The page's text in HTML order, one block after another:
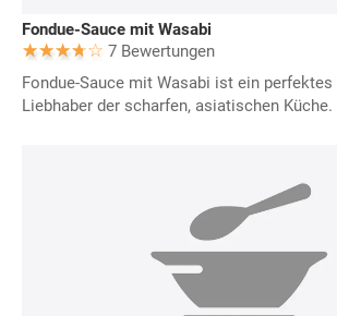
Fondue-Sauce mit Wasabi
7 Bewertungen
Fondue-Sauce mit Wasabi ist ein perfektes
Liebhaber der scharfen, asiatischen Küche.